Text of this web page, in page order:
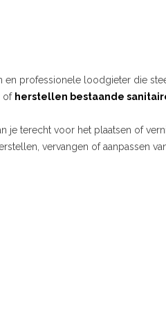
en professionele loodgieter die
of herstellen bestaande
je terecht voor het plaatsen of
vervangen of aanpassen